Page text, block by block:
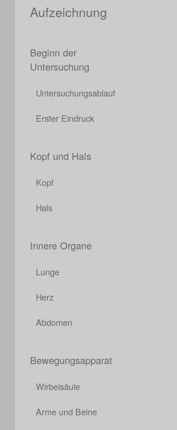
Aufzeichnung
Beginn der
Untersuchung
Untersuchungsablauf
Erster Eindruck
Kopf und Hals
Kopf
Hals
Innere Organe
Lunge
Herz
Abdomen
Bewegungsapparat
Wirbelsäule
Arme und Beine